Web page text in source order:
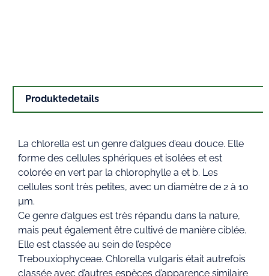
Produktedetails
La chlorella est un genre d’algues d’eau douce. Elle
forme des cellules sphériques et isolées et est
colorée en vert par la chlorophylle a et b. Les
cellules sont très petites, avec un diamètre de 2 à 10
µm.
Ce genre d’algues est très répandu dans la nature,
mais peut également être cultivé de manière ciblée.
Elle est classée au sein de l’espèce
Trebouxiophyceae. Chlorella vulgaris était autrefois
classée avec d’autres espèces d’apparence similaire